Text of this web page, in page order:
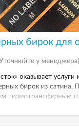
бирок для
у менеджера)
оказывает услуги
бирок из сатина.
термотрансферным